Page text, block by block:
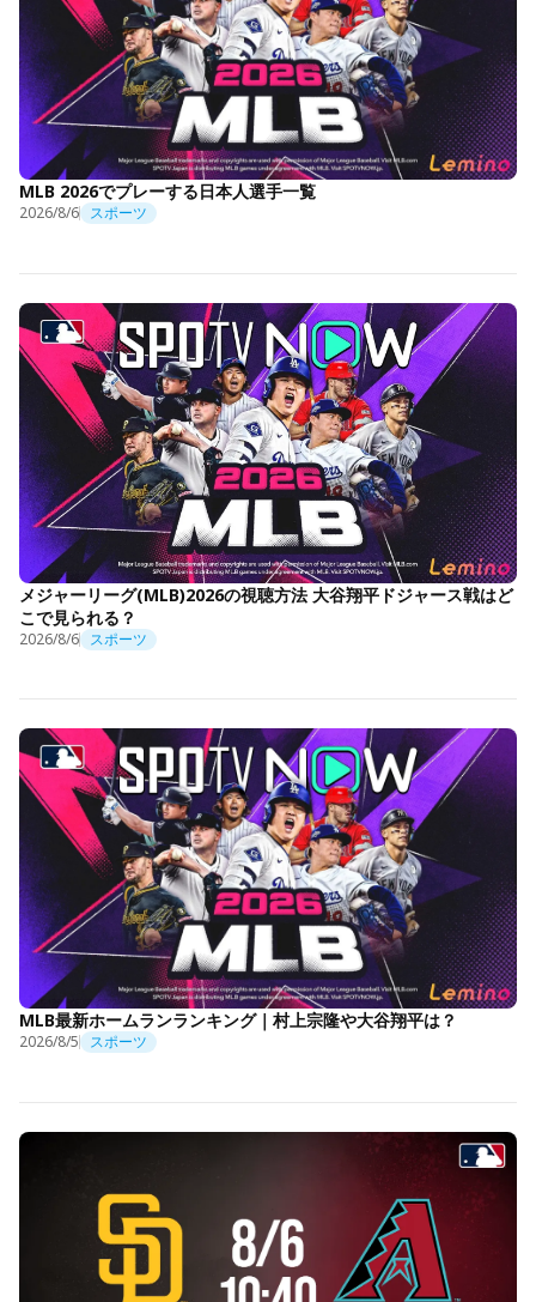
MLB 2026でプレーする日本人選手一覧
2026/8/6 スポーツ
メジャーリーグ(MLB)2026の視聴方法 大谷翔平ドジャース戦はど
こで見られる？
2026/8/6 スポーツ
MLB最新ホームランランキング｜村上宗隆や大谷翔平は？
2026/8/5 スポーツ